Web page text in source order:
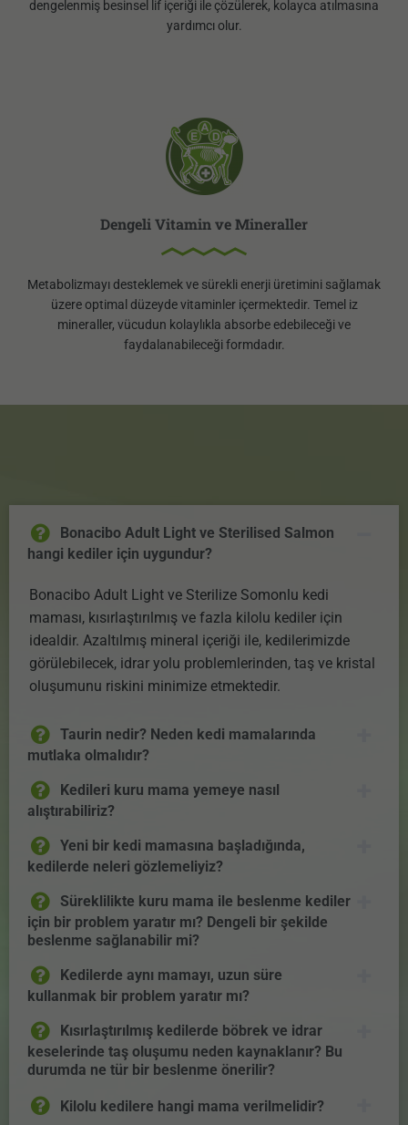
dengelenmiş besinsel lif içeriği ile çözülerek, kolayca atılmasına
yardımcı olur.
Dengeli Vitamin ve Mineraller
Metabolizmayı desteklemek ve sürekli enerji üretimini sağlamak
üzere optimal düzeyde vitaminler içermektedir. Temel iz
mineraller, vücudun kolaylıkla absorbe edebileceği ve
faydalanabileceği formdadır.
Bonacibo Adult Light ve Sterilised Salmon
hangi kediler için uygundur?
Bonacibo Adult Light ve Sterilize Somonlu kedi
maması, kısırlaştırılmış ve fazla kilolu kediler için
idealdir. Azaltılmış mineral içeriği ile, kedilerimizde
görülebilecek, idrar yolu problemlerinden, taş ve kristal
oluşumunu riskini minimize etmektedir.
Taurin nedir? Neden kedi mamalarında
mutlaka olmalıdır?
Kedileri kuru mama yemeye nasıl
alıştırabiliriz?
Yeni bir kedi mamasına başladığında,
kedilerde neleri gözlemeliyiz?
Süreklilikte kuru mama ile beslenme kediler
için bir problem yaratır mı? Dengeli bir şekilde
beslenme sağlanabilir mi?
Kedilerde aynı mamayı, uzun süre
kullanmak bir problem yaratır mı?
Kısırlaştırılmış kedilerde böbrek ve idrar
keselerinde taş oluşumu neden kaynaklanır? Bu
durumda ne tür bir beslenme önerilir?
Kilolu kedilere hangi mama verilmelidir?